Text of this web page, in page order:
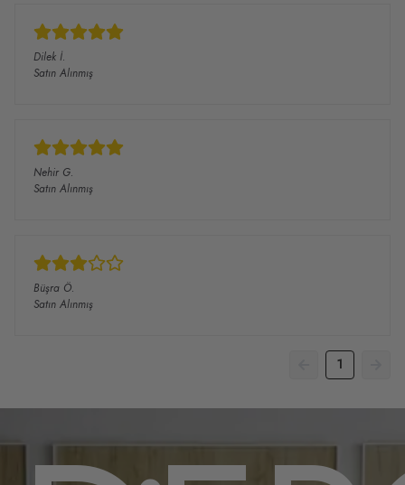
Dilek İ.
Satın Alınmış
Nehir G.
Satın Alınmış
Büşra Ö.
Satın Alınmış
1